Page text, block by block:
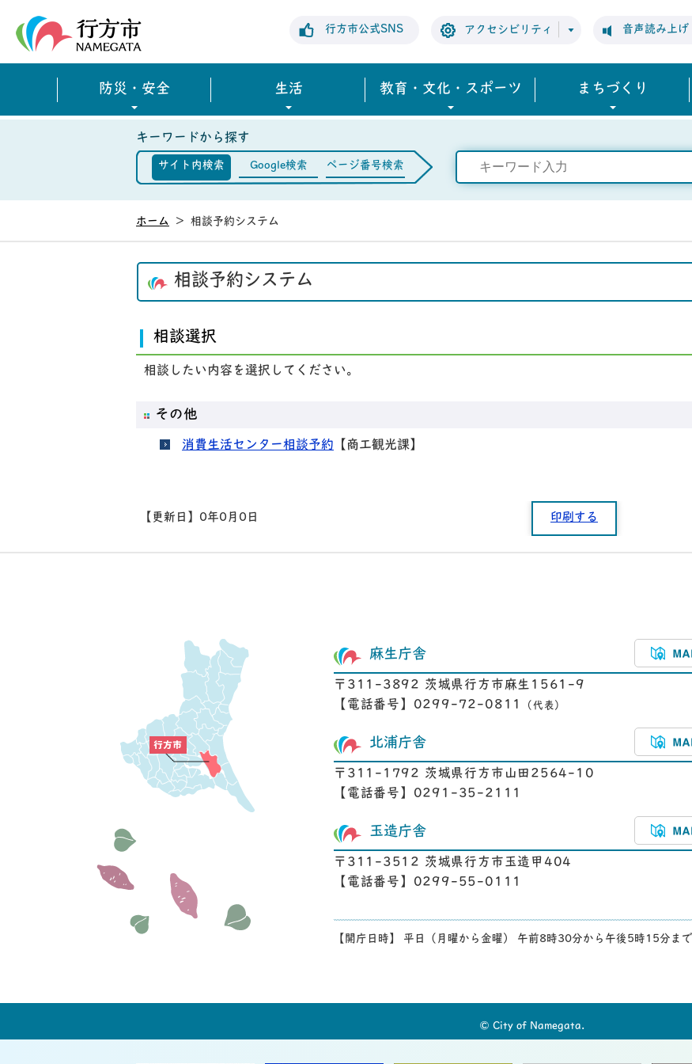
行方市公式SNS アクセシビリティ 音声読み上げ
防災・安全 生活 教育・文化・スポーツ まちづくり
キーワードから探す
サイト内検索 Google検索 ページ番号検索
ホーム > 相談予約システム
相談予約システム
相談選択
相談したい内容を選択してください。
その他
消費生活センター相談予約 【商工観光課】
【更新日】 0年0月0日 印刷する
麻生庁舎
〒311-3892 茨城県行方市麻生1561-9
【電話番号】0299-72-0811
（代表）
北浦庁舎
〒311-1792 茨城県行方市山田2564-10
【電話番号】0291-35-2111
玉造庁舎
〒311-3512 茨城県行方市玉造甲404
【電話番号】0299-55-0111
【開庁日時】 平日（月曜から金曜） 午前8時30分から午後5時15分まで
© City of Namegata.